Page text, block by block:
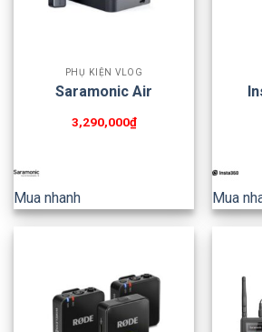
PHỤ KIỆN VLOG
Saramonic Air
3,290,000₫
Mua nhanh Mua